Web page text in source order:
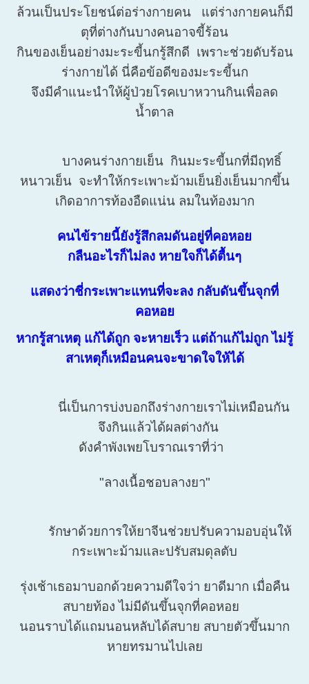
ล้วนเป็นประโยชน์ต่อร่างกายคน แต่ร่างกายคนก็มี
ตุที่ต่างกันบางคนอาจขี้ร้อน
กินของเย็นอย่างมะระขี้นกรู้สึกดี เพราะช่วยดับร้อน
ร่างกายได้ นี่คือข้อดีของมะระขี้นก
จึงมีคำแนะนำให้ผู้ป่วยโรคเบาหวานกินเพื่อลด
น้ำตาล
บางคนร่างกายเย็น กินมะระขี้นกที่มีฤทธิ์
หนาวเย็น จะทำให้กระเพาะม้ามเย็นยิ่งเย็นมากขึ้น
เกิดอาการท้องอืดแน่น ลมในท้องมาก
คนไข้รายนี้ยังรู้สึกลมดันอยู่ที่คอหอย
กลืนอะไรก็ไม่ลง หายใจก็ได้ตื้นๆ
แสดงว่าชี่กระเพาะแทนที่จะลง กลับดันขึ้นจุกที่
คอหอย
หากรู้สาเหตุ แก้ได้ถูก จะหายเร็ว แต่ถ้าแก้ไม่ถูก ไม่รู้
สาเหตุก็เหมือนคนจะขาดใจให้ได้
นี่เป็นการบ่งบอกถึงร่างกายเราไม่เหมือนกัน
จึงกินแล้วได้ผลต่างกัน
ดังคำพังเพยโบราณเราที่ว่า
"ลางเนื้อชอบลางยา"
รักษาด้วยการให้ยาจีนช่วยปรับความอบอุ่นให้
กระเพาะม้ามและปรับสมดุลตับ
รุ่งเช้าเธอมาบอกด้วยความดีใจว่า ยาดีมาก เมื่อคืน
สบายท้อง ไม่มีดันขึ้นจุกที่คอหอย
นอนราบได้แถมนอนหลับได้สบาย สบายตัวขึ้นมาก
หายทรมานไปเลย